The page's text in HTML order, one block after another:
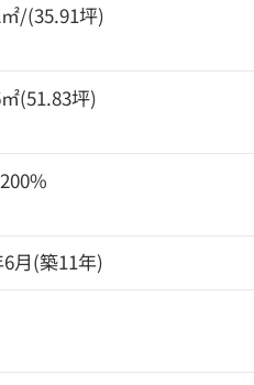
/(35.91坪)
(51.83坪)
月(築11年)